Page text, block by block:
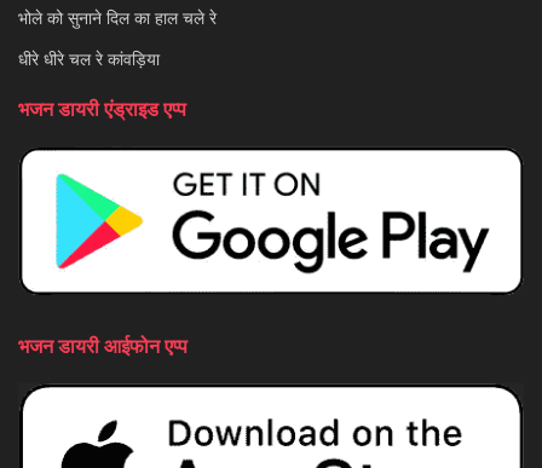
भोले को सुनाने दिल का हाल चले रे
धीरे धीरे चल रे कांवड़िया
भजन डायरी एंड्राइड एप्प
भजन डायरी आईफोन एप्प